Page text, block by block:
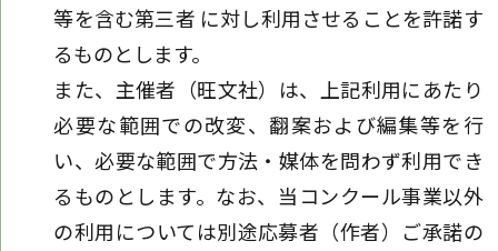
等を含む第三者 に対し利用させることを許諾す
るものとします。
また、主催者（旺文社）は、上記利用にあたり
必要な範囲での改変、翻案および編集等を行
い、必要な範囲で方法・媒体を問わず利用でき
るものとします。なお、当コンクール事業以外
の利用については別途応募者（作者）ご承諾の